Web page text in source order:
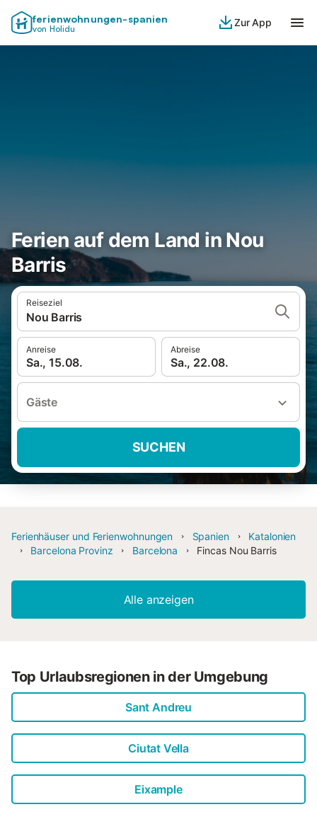
ferienwohnungen-spanien
von Holidu
Zur App
Ferien auf dem Land in Nou
Barris
Reiseziel
Nou Barris
Anreise
Sa., 15.08.
Abreise
Sa., 22.08.
Gäste
SUCHEN
Ferienhäuser und Ferienwohnungen Spanien
Katalonien
Barcelona Provinz
Barcelona Fincas Nou Barris
Alle anzeigen
Top Urlaubsregionen in der Umgebung
Sant Andreu
Ciutat Vella
Eixample